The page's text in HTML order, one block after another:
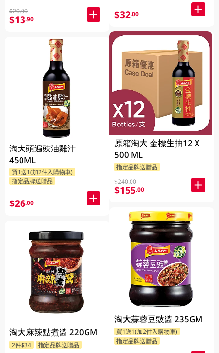
$20.00
$13.90
淘大頭遍豉油雞汁
450ML
買1送1(加2件入購物車)
指定品牌送贈品
$26.00
淘大麻辣點煮醬 220GM
2件$34
指定品牌送贈品
$32.00
原箱淘大 金標生抽12 X
500 ML
指定品牌送贈品
$240.00
$155.00
淘大蒜蓉豆豉醬 235GM
買1送1(加2件入購物車)
指定品牌送贈品